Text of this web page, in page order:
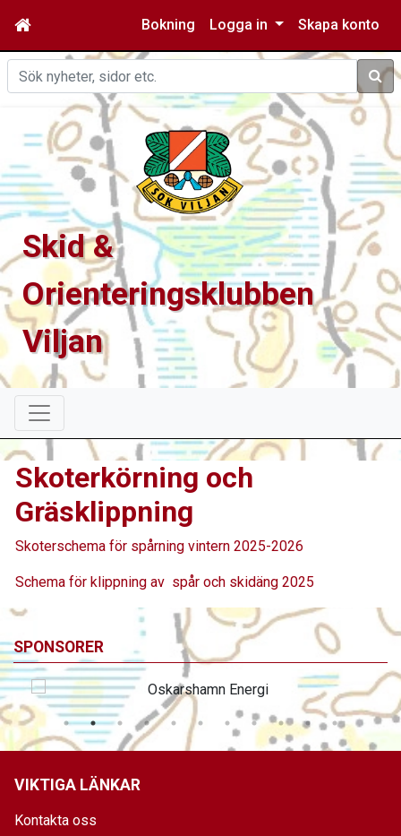
Bokning Logga in Skapa konto
Sök
Skid &
Orienteringsklubben
Viljan
Skoterkörning och
Gräsklippning
Skoterschema för spårning vintern 2025-2026
Schema för klippning av spår och skidäng 2025
SPONSORER
VIKTIGA LÄNKAR
Kontakta oss